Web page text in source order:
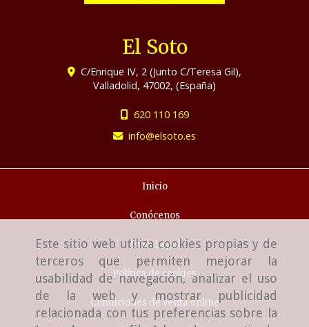
Este sitio web utiliza cookies propias y de
terceros que permiten mejorar la
usabilidad de navegación, analizar el uso
de la web y mostrar publicidad
relacionada con tus preferencias sobre la
El Soto
C/Enrique IV, 2 (Junto C/Teresa Gil),
Valladolid, 47002, (España)
620 110 169
info
elsoto.es
Inicio
Conócenos
Aviso Legal
Política de cookies
Condiciones de venta online